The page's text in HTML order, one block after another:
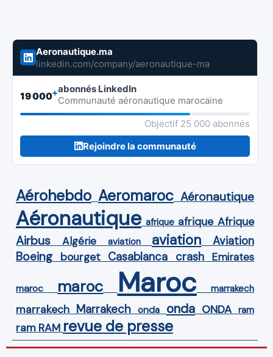
Aeronautique.ma
linkedin.com/company/aeronautique-ma
19 000+abonnés LinkedIn
Communauté aéronautique marocaine
Objectif 25 000 abonnés
Rejoindre la communauté
Aérohebdo Aeromaroc Aéronautique
Aéronautique afrique afrique Afrique
Airbus Algérie aviation aviation Aviation
Boeing bourget Casablanca crash Emirates
maroc maroc Maroc marrakech
marrakech Marrakech onda onda ONDA ram
ram RAM revue de presse